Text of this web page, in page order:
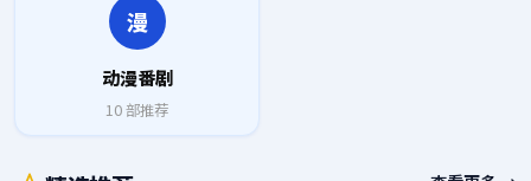
漫
动漫番剧
10部推荐